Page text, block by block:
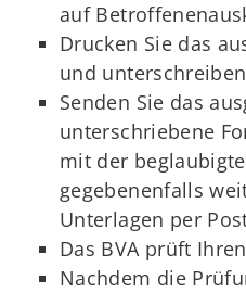
auf
Drucken Sie das
und
Senden Sie das
unterschriebene
mit der
gegebenenfalls
Unterlagen per
Das BVA prüft
Nachdem die